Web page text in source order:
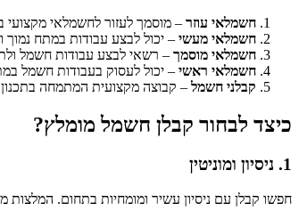
חשמלאי עוזר – מוסמך לעזור לחשמלאי מקצועי
חשמלאי מעשי – יכול לבצע עבודות במתח נמוך
חשמלאי מוסמך – רשאי לבצע עבודות חשמל ולתכנן
חשמלאי ראשי – יכול לעסוק בעבודות חשמל במתח
קבלני חשמל – קבוצה מקצועית המתמחה
כיצד לבחור קבלן חשמל מומלץ?
1. ניסיון ומוניטין
חפשו קבלן עם ניסיון עשיר ומומחיות בתחום. המלצות